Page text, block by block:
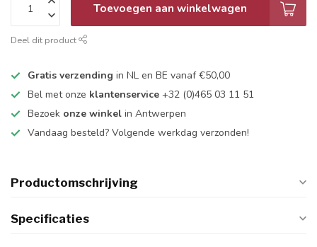
Toevoegen aan winkelwagen
Deel dit product
Gratis verzending in NL en BE vanaf €50,00
Bel met onze klantenservice +32 (0)465 03 11 51
Bezoek onze winkel in Antwerpen
Vandaag besteld? Volgende werkdag verzonden!
Productomschrijving
Specificaties